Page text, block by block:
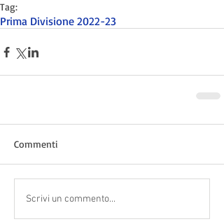
Tag:
Prima Divisione 2022-23
Commenti
Scrivi un commento...